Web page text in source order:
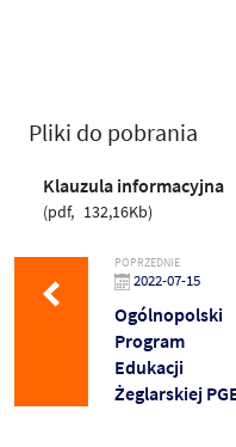
Pliki do pobrania
Klauzula informacyjna
pdf 132,16Kb
POPRZEDNIE
2022-07-15
Ogólnopolski
Program
Edukacji
Żeglarskiej